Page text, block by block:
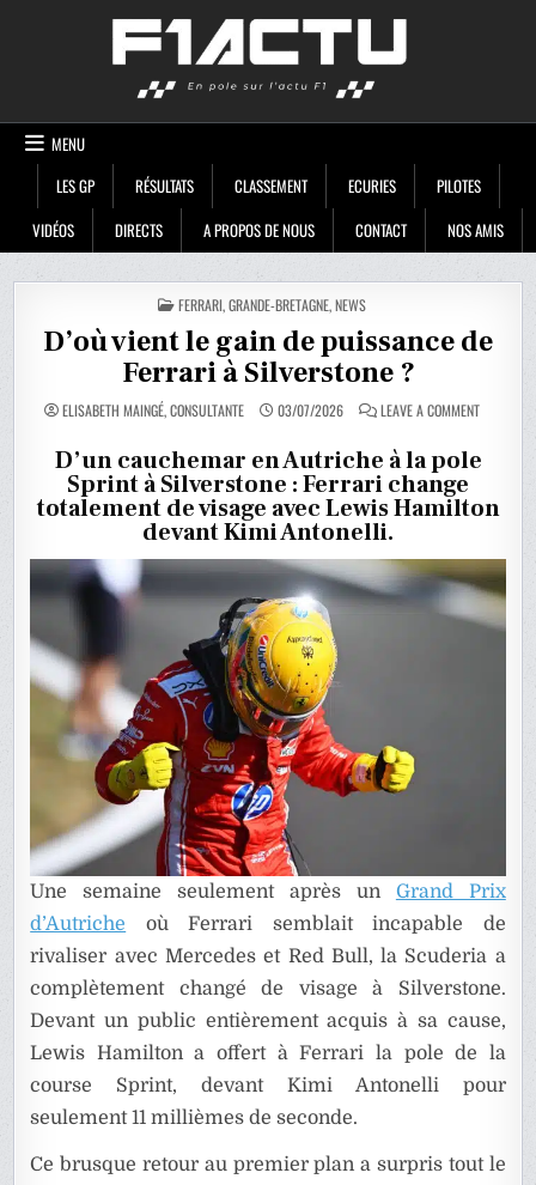
MENU
LES GP
RÉSULTATS CLASSEMENT ECURIES
PILOTES
VIDÉOS
DIRECTS A PROPOS DE NOUS CONTACT NOS AMIS
POSTED
IN
FERRARI,GRANDE-BRETAGNE,NEWS
D’où vient le gain de puissance de
Ferrari à Silverstone ?
ELISABETH MAINGÉ, CONSULTANTE 03/07/2026 LEAVE A COMMENTON
LE
GAIN
DE
?
D’un cauchemar en Autriche à la pole
Sprint à Silverstone : Ferrari change
totalement de visage avec Lewis Hamilton
devant Kimi Antonelli.
Une semaine seulement après un Grand Prix
d’Autriche où Ferrari semblait incapable de
rivaliser avec Mercedes et Red Bull, la Scuderia a
complètement changé de visage à Silverstone.
Devant un public entièrement acquis à sa cause,
Lewis Hamilton a offert à Ferrari la pole de la
course Sprint, devant Kimi Antonelli pour
seulement 11 millièmes de seconde.
Ce brusque retour au premier plan a surpris tout le